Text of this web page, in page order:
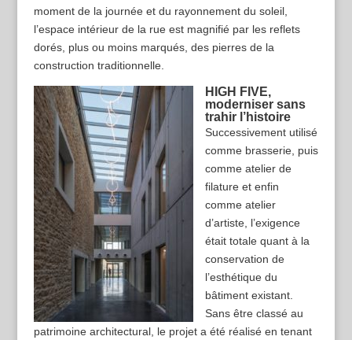
moment de la journée et du rayonnement du soleil,
l’espace intérieur de la rue est magnifié par les reflets
dorés, plus ou moins marqués, des pierres de la
construction traditionnelle.
HIGH FIVE,
moderniser sans
trahir l’histoire
Successivement utilisé
comme brasserie, puis
comme atelier de
filature et enfin
comme atelier
d’artiste, l’exigence
était totale quant à la
conservation de
l’esthétique du
bâtiment existant.
Sans être classé au
patrimoine architectural, le projet a été réalisé en tenant